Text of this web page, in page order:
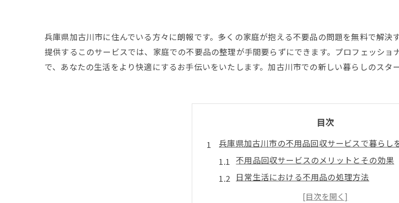
兵庫県加古川市に住んでいる方々に朗報です。多くの家庭が抱える不要品の問題を無料で解
提供するこのサービスでは、家庭での不要品の整理が手間要らずにできます。プロフェッシ
で、あなたの生活をより快適にするお手伝いをいたします。加古川市での新しい暮らしのスタ
目次
兵庫県加古川市の不用品回収サービスで暮らし
不用品回収サービスのメリットとその効果
日常生活における不用品の処理方法
不用品回収がもたらす環境への貢献